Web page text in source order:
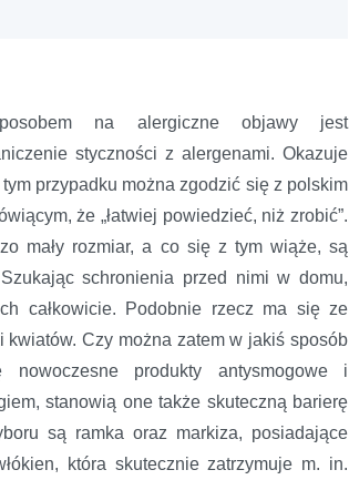
na alergiczne objawy jest
styczności z alergenami. Okazuje
przypadku można zgodzić się z polskim
że „łatwiej powiedzieć, niż zrobić”.
mały rozmiar, a co się z tym wiąże, są
schronienia przed nimi w domu,
całkowicie. Podobnie rzecz ma się ze
kwiatów. Czy można zatem w jakiś sposób
produkty antysmogowe i
stanowią one także skuteczną barierę
są ramka oraz markiza, posiadające
która skutecznie zatrzymuje m. in.